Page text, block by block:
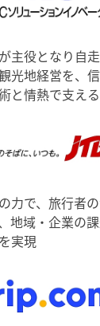
主役となり自
光地経営を、
と情熱で支える
力で、旅行者
地域・企業の
実現